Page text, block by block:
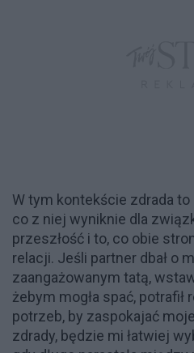
W tym kontekście zdrada to
co z niej wyniknie dla
przeszłość i to, co obie
relacji. Jeśli partner dbał o
zaangażowanym tatą,
żebym mogła spać, potrafił
potrzeb, by zaspokajać
zdrady, będzie mi łatwiej